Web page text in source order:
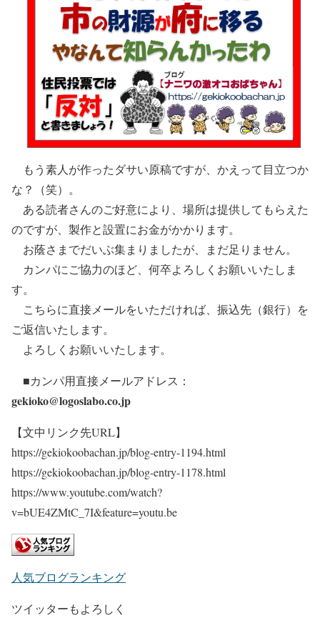
もう素人が作ったダサい原稿ですが、かえって目立つか
な？（笑）。
ある読者さんのご好意により、場所は提供してもらえた
のですが、製作と設置にお金がかかります。
お蔭さまでだいぶ集まりましたが、まだ足りません。
カンパにご協力のほど、何卒よろしくお願いいたしま
す。
こちらに直接メールをいただければ、振込先（銀行）を
ご返信いたします。
よろしくお願いいたします。
■カンパ用直接メールアドレス ：
gekioko@logoslabo.co.jp
【文中リンク先URL】
https://gekiokoobachan.jp/blog-entry-1194.html
https://gekiokoobachan.jp/blog-entry-1178.html
https://www.youtube.com/watch?
v=bUE4ZMtC_7I&feature=youtu.be
人気ブログランキング
ツイッターもよろしく